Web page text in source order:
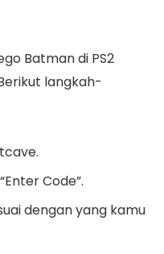
Batman di PS2
langkah-
Code”.
dengan yang kamu